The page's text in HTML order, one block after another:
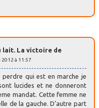
lait. La victoire de
à 11:57
perdre qui est en marche je
lucides et ne donneront
mandat. Cette femme ne
de la gauche. D’autre part